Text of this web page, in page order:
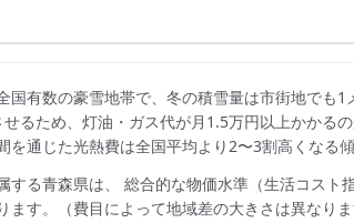
国有数の豪雪地帯で、冬の積雪量は市街地でも
るため、灯油・ガス代が月1.5万円以上かかる
を通じた光熱費は全国平均より2〜3割高くなる傾
する青森県は、 総合的な物価水準（生活コスト
ます。
（費目によって地域差の大きさは異なりま